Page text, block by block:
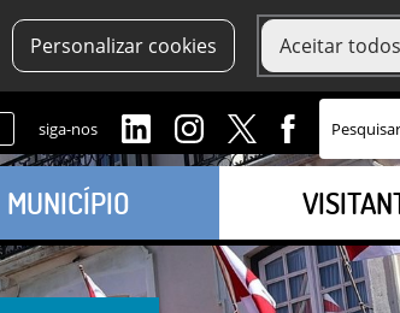
Personalizar cookies Aceitar
siga-nos
MUNICÍPIO